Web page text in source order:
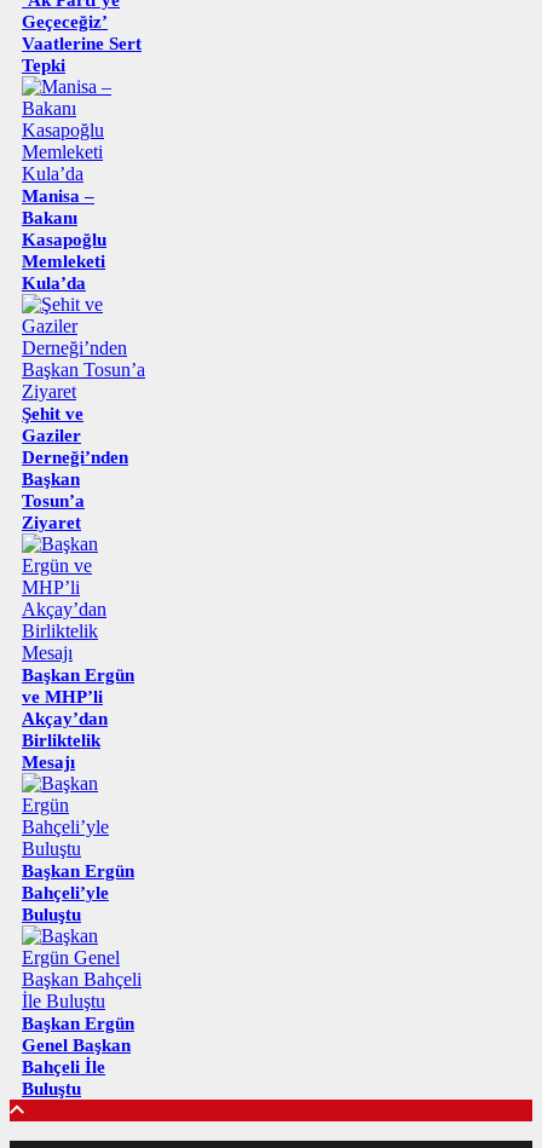
Geçeceğiz’
Vaatlerine Sert
Tepki
Manisa –
Bakanı
Kasapoğlu
Memleketi
Kula’da
Şehit ve
Gaziler
Derneği’nden
Başkan
Tosun’a
Ziyaret
Başkan Ergün
ve MHP’li
Akçay’dan
Birliktelik
Mesajı
Başkan Ergün
Bahçeli’yle
Buluştu
Başkan Ergün
Genel Başkan
Bahçeli İle
Buluştu